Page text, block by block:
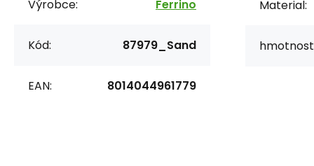
Výrobce: Ferrino
Kód: 87979_Sand
EAN: 8014044961779
Material: